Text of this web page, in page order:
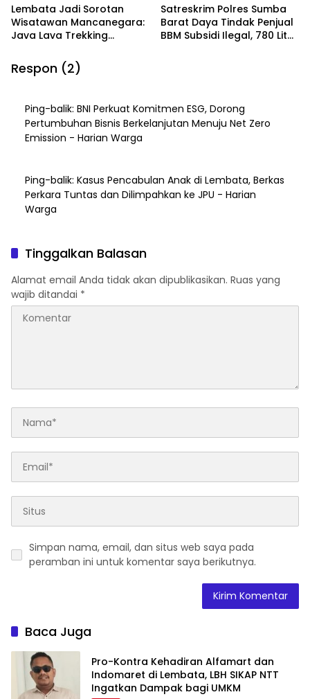
Lembata Jadi Sorotan
Wisatawan Mancanegara:
Java Lava Trekking
Satreskrim Polres Sumba
Barat Daya Tindak Penjual
BBM Subsidi Ilegal, 780 Liter
Respon (2)
Ping-balik: BNI Perkuat Komitmen ESG, Dorong
Pertumbuhan Bisnis Berkelanjutan Menuju Net Zero
Emission - Harian Warga
Ping-balik: Kasus Pencabulan Anak di Lembata, Berkas
Perkara Tuntas dan Dilimpahkan ke JPU - Harian
Warga
Tinggalkan Balasan
Alamat email Anda tidak akan dipublikasikan. Ruas yang
wajib ditandai *
Simpan nama, email, dan situs web saya pada
peramban ini untuk komentar saya berikutnya.
Baca Juga
Pro-Kontra Kehadiran Alfamart dan
Indomaret di Lembata, LBH SIKAP NTT
Ingatkan Dampak bagi UMKM